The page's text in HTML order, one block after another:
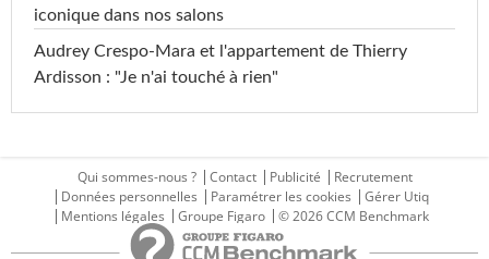
iconique dans nos salons
Audrey Crespo-Mara et l'appartement de Thierry
Ardisson : "Je n'ai touché à rien"
Qui sommes-nous ? Contact Publicité
Recrutement
Données personnelles
Paramétrer les cookies
Gérer Utiq
Mentions légales
Groupe Figaro © 2026 CCM Benchmark